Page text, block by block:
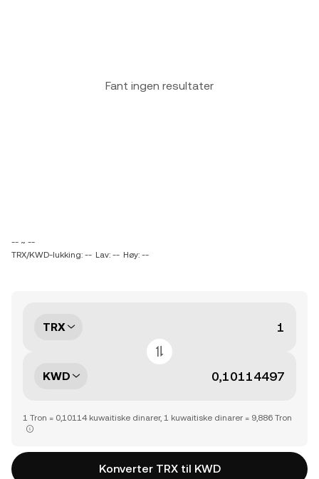
Fant ingen resultater
-- ~ --
TRX/KWD-lukking: -- Lav: -- Høy: --
TRX
KWD
1 Tron = 0,10114 kuwaitiske dinarer, 1 kuwaitiske dinarer = 9,886 Tron
Konverter TRX til KWD